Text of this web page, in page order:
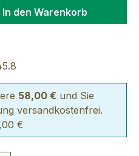
den
In den Warenkorb
58,00 € und Sie
versandkostenfrei.
€